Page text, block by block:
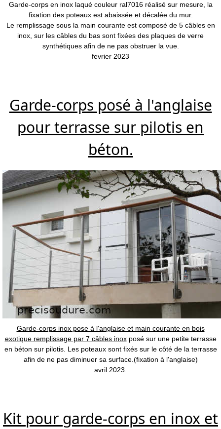
Garde-corps en inox laqué couleur ral7016 réalisé sur mesure, la
fixation des poteaux est abaissée et décalée du mur.
Le remplissage sous la main courante est composé de 5 câbles en
inox, sur les câbles du bas sont fixées des plaques de verre
synthétiques afin de ne pas obstruer la vue.
fevrier 2023
Garde-corps posé à l'anglaise
pour terrasse sur pilotis en
béton.
Garde-corps inox pose à l'anglaise et main courante en bois
exotique remplissage par 7 câbles inoxposé sur une petite terrasse
en béton sur pilotis. Les poteaux sont fixés sur le côté de la terrasse
afin de ne pas diminuer sa surface.(fixation à l'anglaise)
avril 2023.
Kit pour garde-corps en inox et